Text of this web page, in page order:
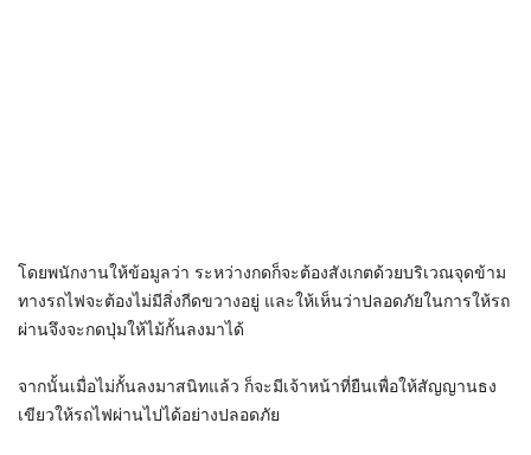
โดยพนักงานให้ข้อมูลว่า ระหว่างกดก็จะต้องสังเกตด้วยบริเวณจุดข้าม
ทางรถไฟจะต้องไม่มีสิ่งกีดขวางอยู่ และให้เห็นว่าปลอดภัยในการให้รถ
ผ่านจึงจะกดปุ่มให้ไม้กั้นลงมาได้
จากนั้นเมื่อไม่กั้นลงมาสนิทแล้ว ก็จะมีเจ้าหน้าที่ยืนเพื่อให้สัญญานธง
เขียวให้รถไฟผ่านไปได้อย่างปลอดภัย